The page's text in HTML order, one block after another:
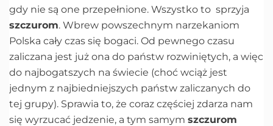
gdy nie są one przepełnione. Wszystko to sprzyja
szczurom. Wbrew powszechnym narzekaniom
Polska cały czas się bogaci. Od pewnego czasu
zaliczana jest już ona do państw rozwiniętych, a więc
do najbogatszych na świecie (choć wciąż jest
jednym z najbiedniejszych państw zaliczanych do
tej grupy). Sprawia to, że coraz częściej zdarza nam
się wyrzucać jedzenie, a tym samym szczurom